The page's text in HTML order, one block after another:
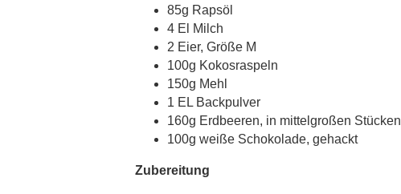
85g Rapsöl
4 El Milch
2 Eier, Größe M
100g Kokosraspeln
150g Mehl
1 EL Backpulver
160g Erdbeeren, in mittelgroßen Stücken
100g weiße Schokolade, gehackt
Zubereitung